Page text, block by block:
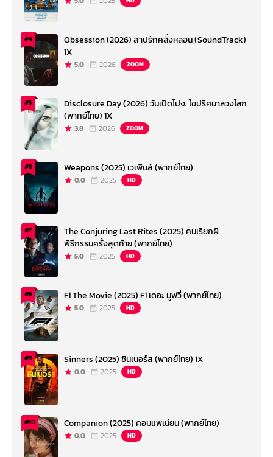
#4
Obsession (2026) สาปรักคลั่งหลอน (SoundTrack)
1X
5.0 2026 ZOOM
#5
Disclosure Day (2026) วันเปิดโปง: ไขปริศนาลวงโลก
(พากย์ไทย) 1X
3.8 2026 ZOOM
#6 Weapons (2025) เวเพินส์ (พากย์ไทย)
0.0 2025 HD
#7
The Conjuring Last Rites (2025) คนเรียกผี
พิธีกรรมครั้งสุดท้าย (พากย์ไทย)
5.0 2025 HD
#8 F1 The Movie (2025) F1 เดอะ มูฟวี่ (พากย์ไทย)
5.0 2025 HD
#9 Sinners (2025) ซินเนอร์ส (พากย์ไทย) 1X
0.0 2025 HD
#10 Companion (2025) คอมแพเนียน (พากย์ไทย)
0.0 2025 HD